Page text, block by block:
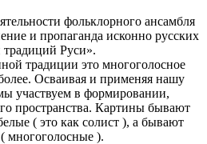
фольклорного ансамбля
и пропаганда исконно русских
традиций Руси».
традиции это многоголосное
Осваивая и применяя нашу
участвуем в формировании,
пространства. Картины бывают
( это как солист ), а бывают
многоголосные ).